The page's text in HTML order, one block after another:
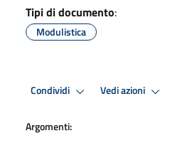
Tipi di documento:
Modulistica
Condividi Vedi azioni
Argomenti: